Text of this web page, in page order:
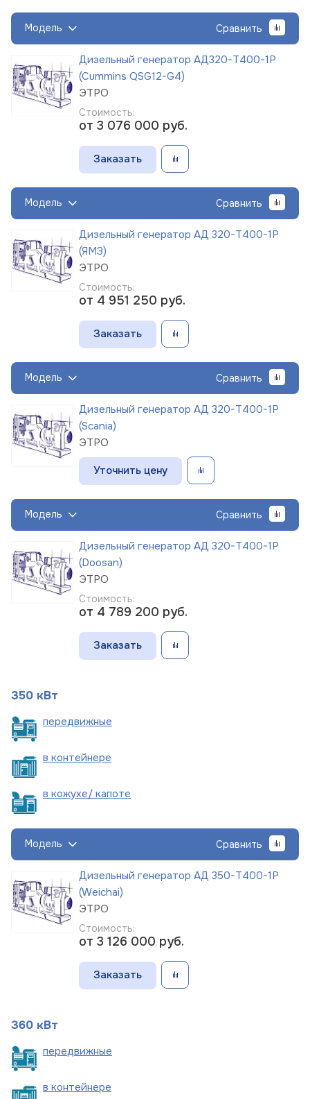
Модель Сравнить
Дизельный генератор АД320-Т400-1Р
(Cummins QSG12-G4)
ЭТРО
Стоимость:
от 3 076 000 руб.
Заказать
Модель Сравнить
Дизельный генератор АД 320-Т400-1Р
(ЯМЗ)
ЭТРО
Стоимость:
от 4 951 250 руб.
Заказать
Модель Сравнить
Дизельный генератор АД 320-Т400-1Р
(Scania)
ЭТРО
Уточнить цену
Модель Сравнить
Дизельный генератор АД 320-Т400-1Р
(Doosan)
ЭТРО
Стоимость:
от 4 789 200 руб.
Заказать
350 кВт
передвижные
в контейнере
в кожухе/ капоте
Модель Сравнить
Дизельный генератор АД 350-Т400-1Р
(Weichai)
ЭТРО
Стоимость:
от 3 126 000 руб.
Заказать
360 кВт
передвижные
в контейнере